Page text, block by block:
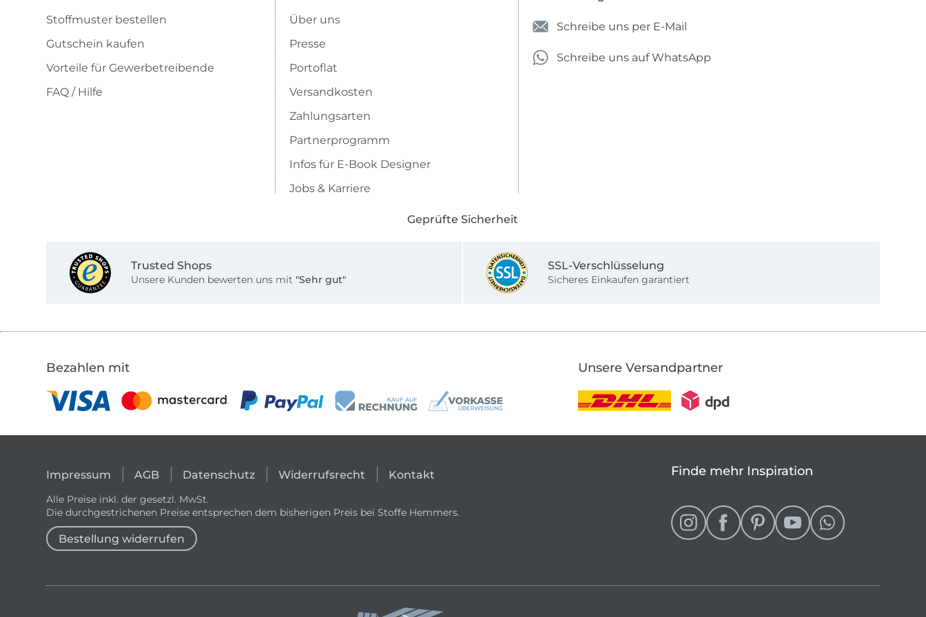
Stoffmuster bestellen
Gutschein kaufen
Vorteile für Gewerbetreibende
FAQ / Hilfe
Über uns
Presse
Portoflat
Versandkosten
Zahlungsarten
Partnerprogramm
Infos für E-Book Designer
Jobs & Karriere
Schreibe uns per E-Mail
Schreibe uns auf WhatsApp
Geprüfte Sicherheit
Trusted Shops
Unsere Kunden bewerten uns mit "Sehr gut"
SSL-Verschlüsselung
Sicheres Einkaufen garantiert
Bezahlen mit Unsere Versandpartner
Impressum AGB Datenschutz Widerrufsrecht Kontakt
Alle Preise inkl. der gesetzl. MwSt.
Die durchgestrichenen Preise entsprechen dem bisherigen Preis bei Stoffe Hemmers.
Bestellung widerrufen
Finde mehr Inspiration